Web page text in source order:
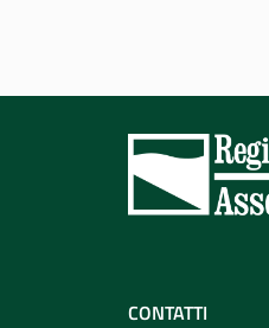
CONTATTI